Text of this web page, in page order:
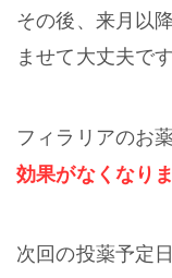
その後、来月以
ませて大丈夫です
フィラリアのお
効果がなくなりま
次回の投薬予定